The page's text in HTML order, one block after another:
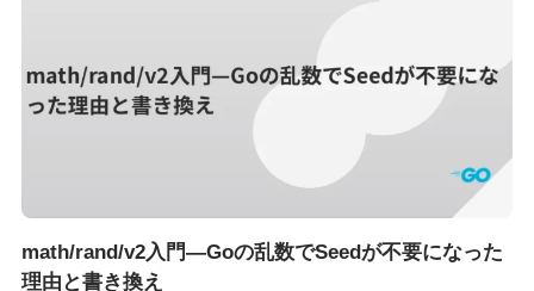
math/rand/v2入門—Goの乱数でSeedが不要になった
理由と書き換え